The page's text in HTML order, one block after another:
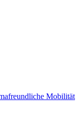
Mobilität